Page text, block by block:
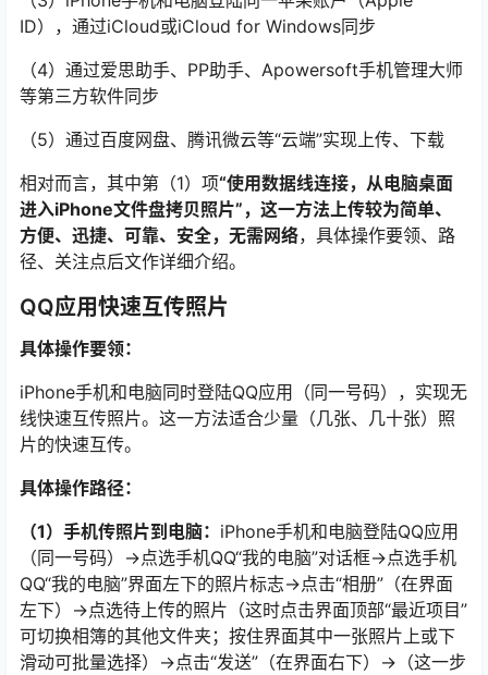
ID），通过iCloud或iCloud for Windows同步
（4）通过爱思助手、PP助手、Apowersoft手机管理大师
等第三方软件同步
（5）通过百度网盘、腾讯微云等“云端”实现上传、下载
相对而言，其中第（1）项“使用数据线连接，从电脑桌面
进入iPhone文件盘拷贝照片”，这一方法上传较为简单、
方便、迅捷、可靠、安全，无需网络，具体操作要领、路
径、关注点后文作详细介绍。
QQ应用快速互传照片
具体操作要领：
iPhone手机和电脑同时登陆QQ应用（同一号码），实现无
线快速互传照片。这一方法适合少量（几张、几十张）照
片的快速互传。
具体操作路径：
（1）手机传照片到电脑： iPhone手机和电脑登陆QQ应用
（同一号码）→点选手机QQ“我的电脑”对话框→点选手机
QQ“我的电脑”界面左下的照片标志→点击“相册”（在界面
左下）→点选待上传的照片（这时点击界面顶部“最近项目”
可切换相簿的其他文件夹；按住界面其中一张照片上或下
滑动可批量选择）→点击“发送”（在界面右下）→（这一步